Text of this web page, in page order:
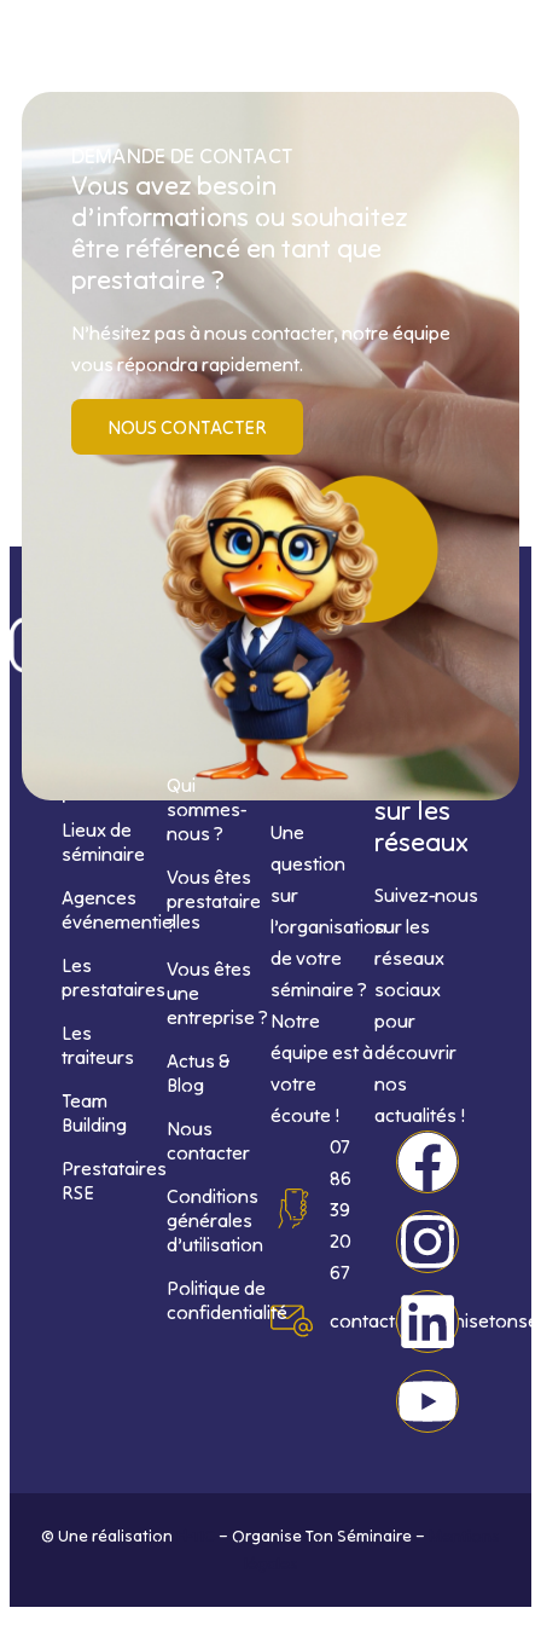
DEMANDE DE CONTACT
Vous avez besoin
d’informations ou souhaitez
être référencé en tant que
prestataire ?
N’hésitez pas à nous contacter, notre équipe
vous répondra rapidement.
NOUS CONTACTER
prestations
Lieux de
séminaire
Agences
événementielles
Les
prestataires
Les
traiteurs
Team
Building
Prestataires
RSE
Informations
Qui
sommes-
nous ?
Vous êtes
prestataire
?
Vous êtes
une
entreprise ?
Actus &
Blog
Nous
contacter
Conditions
générales
d’utilisation
Politique de
confidentialité
Nous
contacter
Une
question
sur
l’organisation
de votre
séminaire ?
Notre
équipe est à
votre
écoute !
07
86
39
20
67
Nous
suivre
sur les
réseaux
Suivez-nous
sur les
réseaux
sociaux
pour
découvrir
nos
actualités !
F
a
c
e
b
I
n
s
t
a
L
i
n
k
e
Y
o
u
t
u
© Une réalisation – Organise Ton Séminaire –